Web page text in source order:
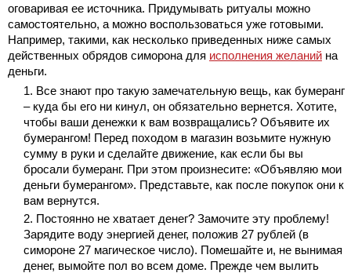
оговаривая ее источника. Придумывать ритуалы можно
самостоятельно, а можно воспользоваться уже готовыми.
Например, такими, как несколько приведенных ниже самых
действенных обрядов симорона для исполнения желаний на
деньги.
Все знают про такую замечательную вещь, как бумеранг
– куда бы его ни кинул, он обязательно вернется. Хотите,
чтобы ваши денежки к вам возвращались? Объявите их
бумерангом! Перед походом в магазин возьмите нужную
сумму в руки и сделайте движение, как если бы вы
бросали бумеранг. При этом произнесите: «Объявляю мои
деньги бумерангом». Представьте, как после покупок они к
вам вернутся.
Постоянно не хватает денег? Замочите эту проблему!
Зарядите воду энергией денег, положив 27 рублей (в
симороне 27 магическое число). Помешайте и, не вынимая
денег, вымойте пол во всем доме. Прежде чем вылить